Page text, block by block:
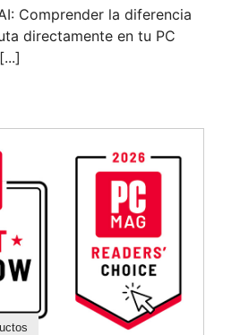
Comprender la diferencia
directamente en tu PC